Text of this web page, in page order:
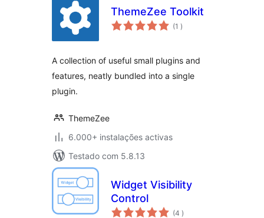
ThemeZee Toolkit
(1 classificações
)
A collection of useful small plugins and
features, neatly bundled into a single
plugin.
ThemeZee
6.000+ instalações activas
Testado com 5.8.13
Widget Visibility
Control
(4 classificações
)